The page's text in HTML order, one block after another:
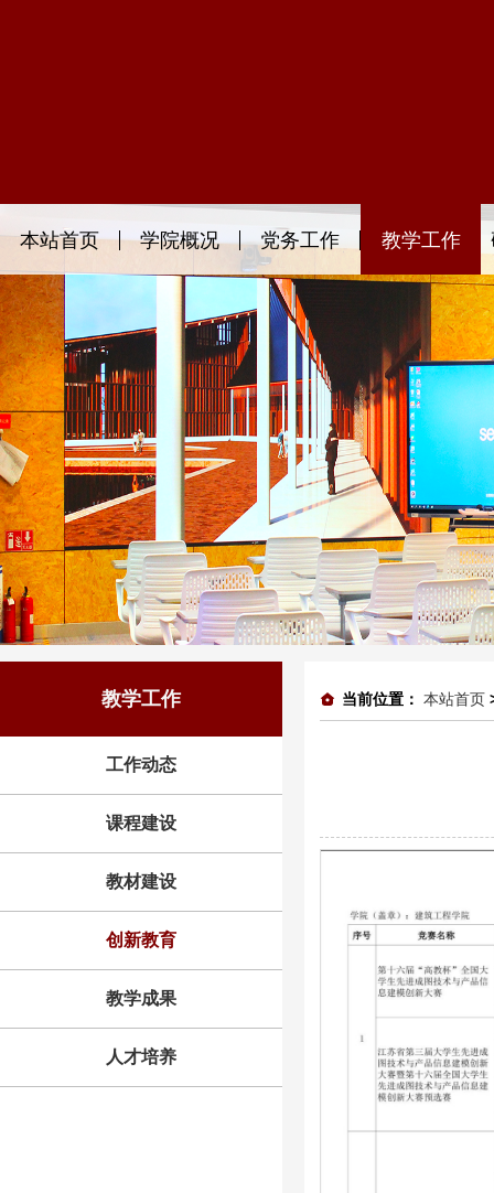
本站首页 学院概况 党务工作 教学工作
教学工作
工作动态
课程建设
教材建设
创新教育
教学成果
人才培养
当前位置： 本站首页